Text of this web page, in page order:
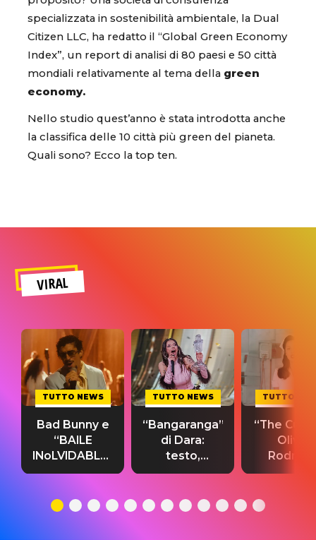
specializzata in sostenibilità ambientale, la Dual
Citizen LLC, ha redatto il “Global Green Economy
Index”, un report di analisi di 80 paesi e 50 città
mondiali relativamente al tema della green
economy.
Nello studio quest’anno è stata introdotta anche
la classifica delle 10 città più green del pianeta.
Quali sono? Ecco la top ten.
VIRAL
TUTTO NEWS
Bad Bunny e
“BAILE
INoLVIDABLE”:
testo,
significato
TUTTO NEWS
“Bangaranga”
di Dara:
testo,
traduzione e
del singolo
TUTTO
“The
Olivia
testo,